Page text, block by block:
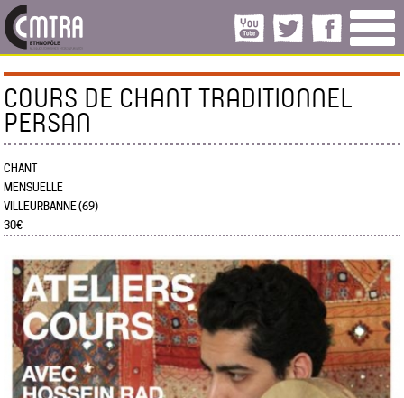
COURS DE CHANT TRADITIONNEL
PERSAN
CHANT
MENSUELLE
VILLEURBANNE (69)
30€